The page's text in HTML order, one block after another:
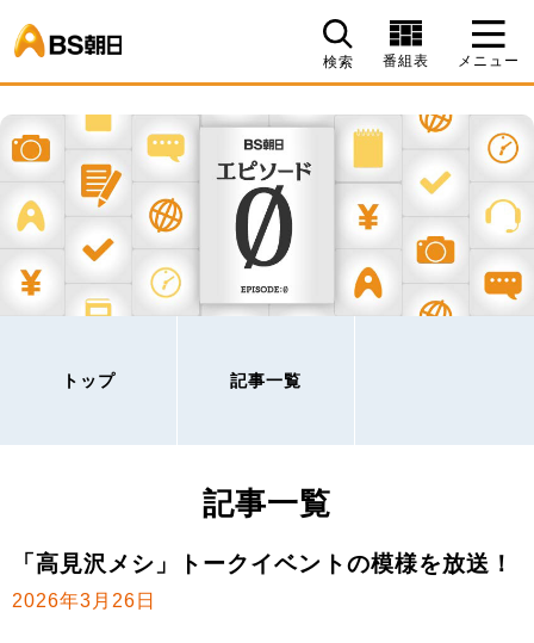
検索 番組表 メニュー
トップ 記事一覧
記事一覧
「高見沢メシ」トークイベントの模様を放送！
2026年3月26日